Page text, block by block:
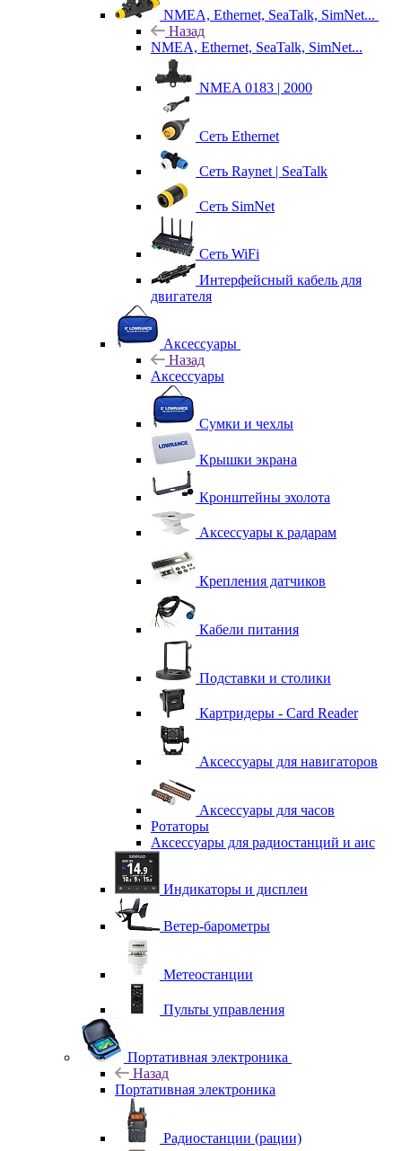
NMEA, Ethernet, SeaTalk, SimNet...
Назад
NMEA, Ethernet, SeaTalk, SimNet...
NMEA 0183 | 2000
Сеть Ethernet
Сеть Raynet | SeaTalk
Сеть SimNet
Сеть WiFi
Интерфейсный кабель для
двигателя
Аксессуары
Назад
Аксессуары
Сумки и чехлы
Крышки экрана
Кронштейны эхолота
Аксессуары к радарам
Крепления датчиков
Кабели питания
Подставки и столики
Картридеры - Card Reader
Аксессуары для навигаторов
Аксессуары для часов
Ротаторы
Аксессуары для радиостанций и аис
Индикаторы и дисплеи
Ветер-барометры
Метеостанции
Пульты управления
Портативная электроника
Назад
Портативная электроника
Радиостанции (рации)